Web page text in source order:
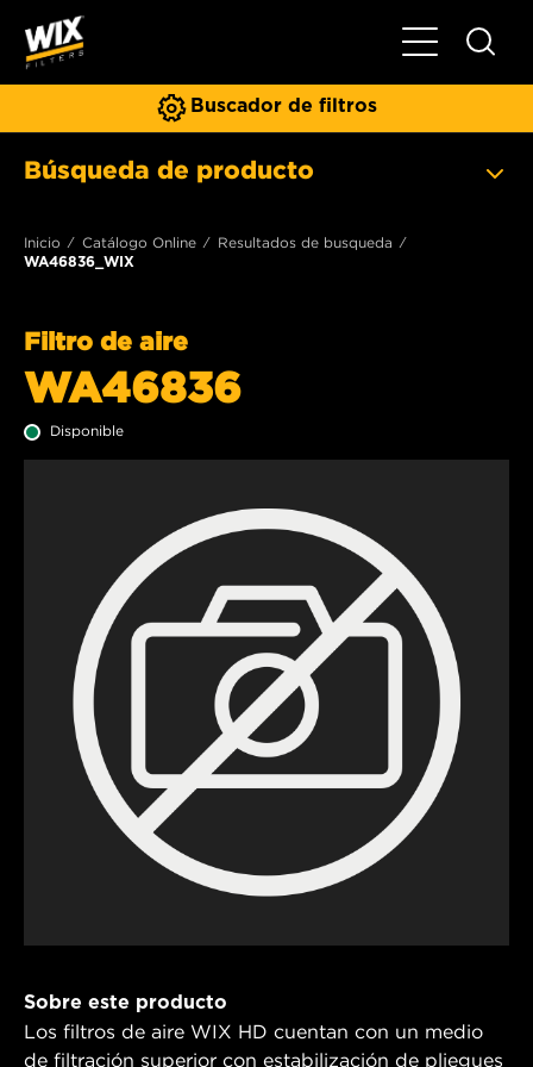
Toggle
Buscador de filtros
Búsqueda de producto
Inicio Catálogo Online
Resultados de busqueda
WA46836_WIX
Filtro de aire
WA46836
Disponible
Sobre este producto
Los filtros de aire WIX HD cuentan con un medio
de filtración superior con estabilización de pliegues